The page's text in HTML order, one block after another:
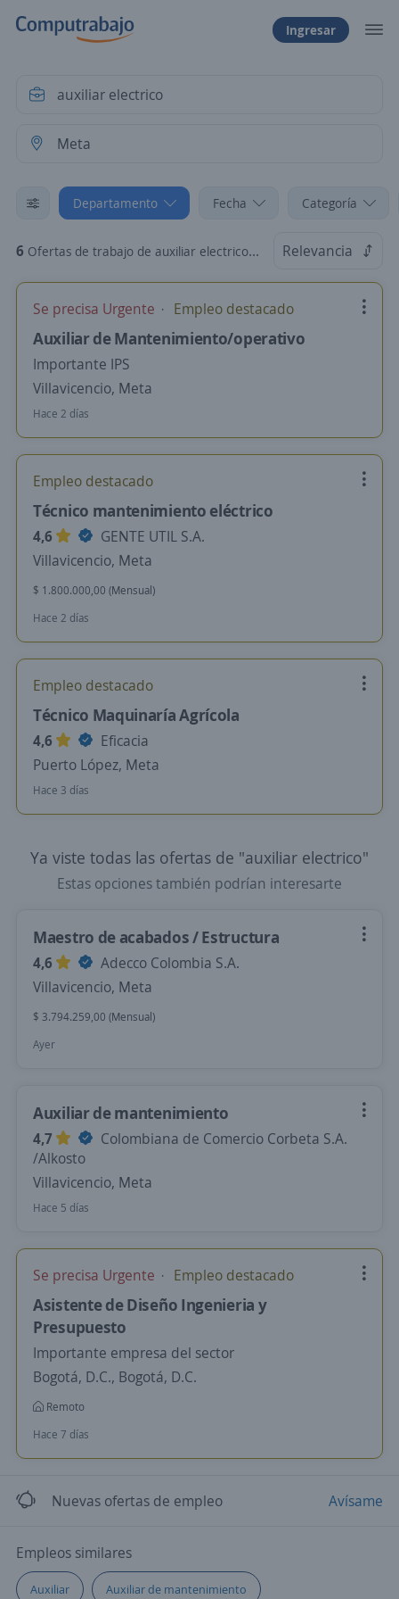
Ingresar
Departamento Fecha Categoría
6 Ofertas de trabajo de auxiliar electrico en Meta Relevancia
Se precisa Urgente Empleo destacado
Auxiliar de Mantenimiento/operativo
Importante IPS
Villavicencio, Meta
Hace 2 días
Empleo destacado
Técnico mantenimiento eléctrico
4,6
GENTE UTIL S.A.
Villavicencio, Meta
$ 1.800.000,00 (Mensual)
Hace 2 días
Empleo destacado
Técnico Maquinaría Agrícola
4,6
Eficacia
Puerto López, Meta
Hace 3 días
Ya viste todas las ofertas de "auxiliar electrico"
Estas opciones también podrían interesarte
Maestro de acabados / Estructura
4,6
Adecco Colombia S.A.
Villavicencio, Meta
$ 3.794.259,00 (Mensual)
Ayer
Auxiliar de mantenimiento
4,7
Colombiana de Comercio Corbeta S.A.
/Alkosto
Villavicencio, Meta
Hace 5 días
Se precisa Urgente Empleo destacado
Asistente de Diseño Ingenieria y
Presupuesto
Importante empresa del sector
Bogotá, D.C., Bogotá, D.C.
Remoto
Hace 7 días
Nuevas ofertas de empleo Avísame
Empleos similares
Auxiliar Auxiliar de mantenimiento